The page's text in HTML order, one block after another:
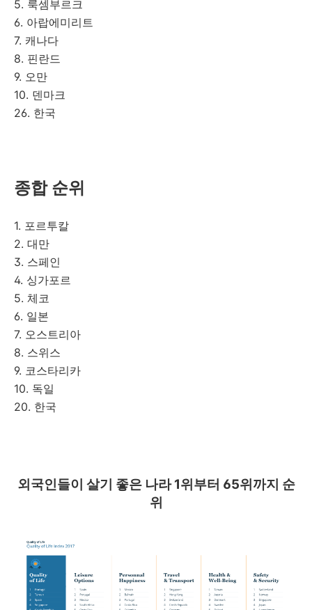
5. 룩셈부르크
6. 아랍에미리트
7. 캐나다
8. 핀란드
9. 오만
10. 덴마크
26. 한국
종합 순위
1. 포르투칼
2. 대만
3. 스페인
4. 싱가포르
5. 체코
6. 일본
7. 오스트리아
8. 스위스
9. 코스타리카
10. 독일
20. 한국
외국인들이 살기 좋은 나라 1위부터 65위까지 순
위